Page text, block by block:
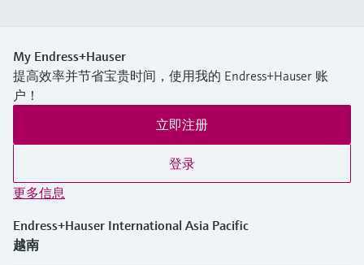
My Endress+Hauser
提高效率并节省宝贵时间，使用我的 Endress+Hauser 账
户！
立即注册
登录
更多信息
Endress+Hauser International Asia Pacific
越南